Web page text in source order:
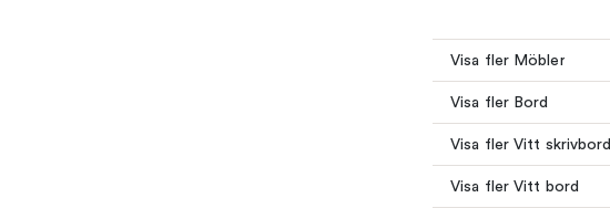
Visa fler Möbler
Visa fler Bord
Visa fler Vitt skrivbord
Visa fler Vitt bord